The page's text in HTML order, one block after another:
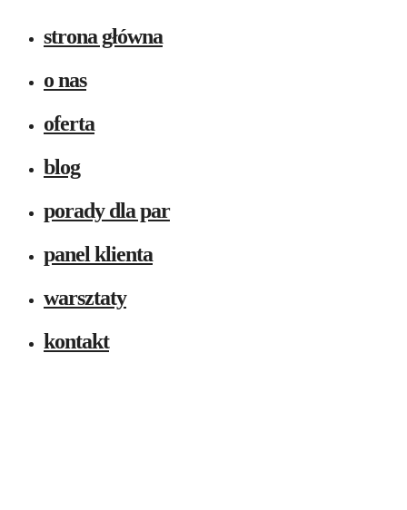
strona główna
o nas
oferta
blog
porady dla par
panel klienta
warsztaty
kontakt